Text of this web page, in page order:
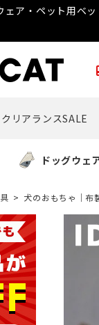
ア・ペット用ベ
クリアランスSALE
ドッグウェ
犬のおもちゃ｜布